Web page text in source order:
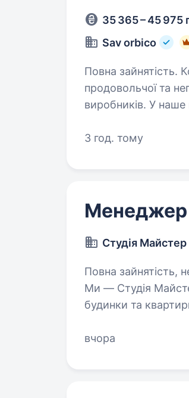
35 365 – 45 975
Sav orbico
Повна зайнятість. Компанія SAV ORBICO — міжнародний дистриб’ютор
продовольчої та
виробників. У наше
3 год. тому
Студія Майстер
Повна зайнятість,
Ми — Студія
будинки та
розвиватися…
вчора